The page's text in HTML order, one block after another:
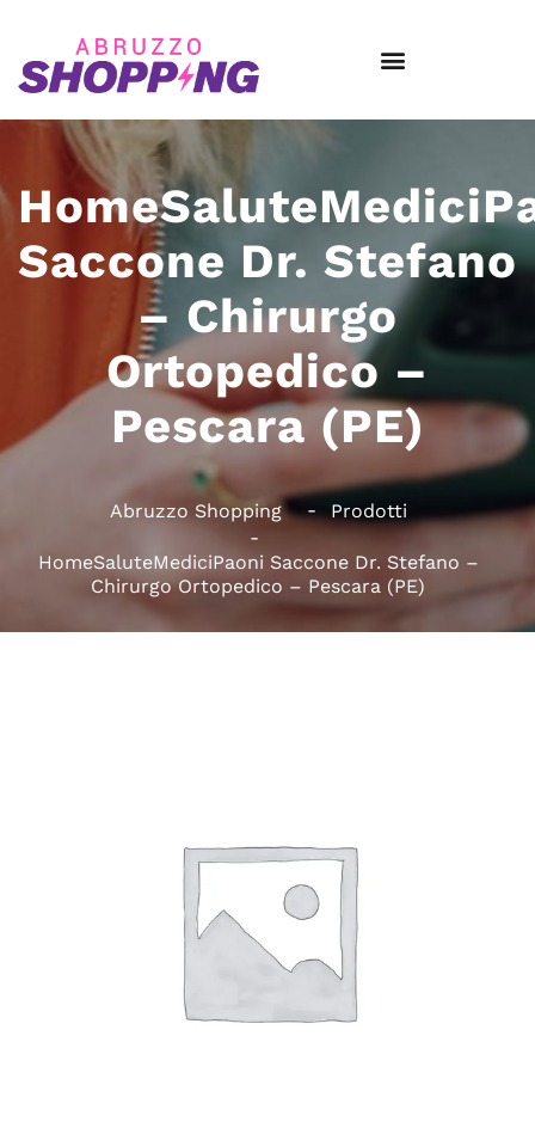
Saccone Dr. Stefano
– Chirurgo
Ortopedico –
Pescara (PE)
Abruzzo Shopping Prodotti
HomeSaluteMediciPaoni Saccone Dr. Stefano –
Chirurgo Ortopedico – Pescara (PE)